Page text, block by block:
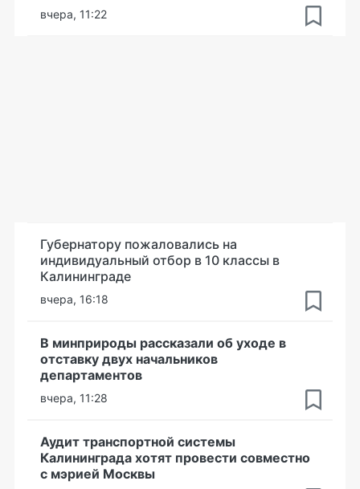
вчера, 11:22
Губернатору пожаловались на
индивидуальный отбор в 10 классы в
Калининграде
вчера, 16:18
В минприроды рассказали об уходе в
отставку двух начальников
департаментов
вчера, 11:28
Аудит транспортной системы
Калининграда хотят провести совместно
с мэрией Москвы